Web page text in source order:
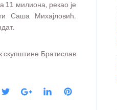
11 милиона, рекао је
Саша Михајловић.
скупштине Братислав